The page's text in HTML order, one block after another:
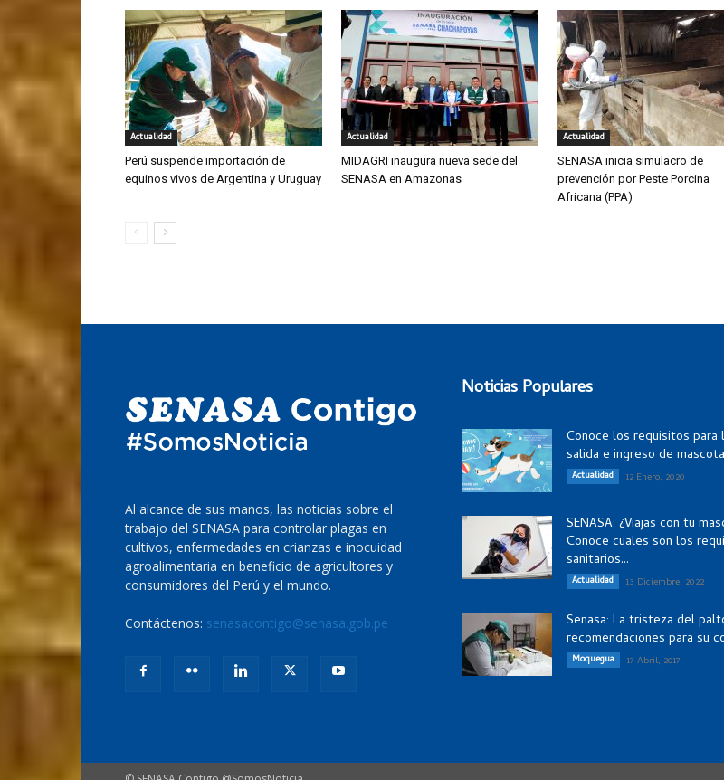
Actualidad
Perú suspende importación de
equinos vivos de Argentina y Uruguay
Actualidad
MIDAGRI inaugura nueva sede del
SENASA en Amazonas
Actualidad
SENASA inicia simulacro de
prevención por Peste Porcina
Africana (PPA)
Al alcance de sus manos, las noticias sobre el
trabajo del SENASA para controlar plagas en
cultivos, enfermedades en crianzas e inocuidad
agroalimentaria en beneficio de agricultores y
consumidores del Perú y el mundo.
Contáctenos: senasacontigo@senasa.gob.pe
Noticias Populares
Conoce los requisitos para
salida e ingreso de
Actualidad 12 Enero, 2020
SENASA: ¿Viajas con tu
Conoce cuales son los
sanitarios...
Actualidad 13 Diciembre, 2022
Senasa: La tristeza del
recomendaciones para su
Moquegua 17 Abril, 2017